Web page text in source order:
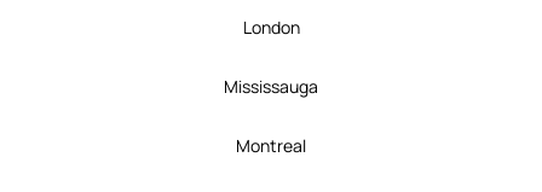
London
Mississauga
Montreal